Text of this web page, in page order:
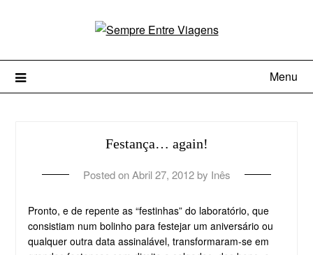
Menu
Festança… again!
Posted onAbril 27, 2012by Inês
Pronto, e de repente as “festinhas” do laboratório, que
consistiam num bolinho para festejar um aniversário ou
qualquer outra data assinalável, transformaram-se em